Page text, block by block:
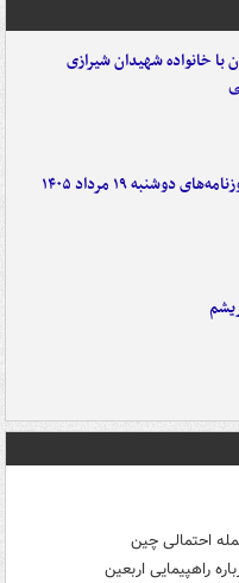
با خانواده‌ شهیدان شیرازی
دوشنبه ۱۹ مرداد ۱۴۰۵
احتمالی چین
راهپیمایی اربعین